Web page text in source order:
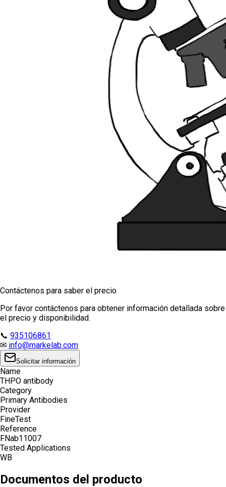
Contáctenos para saber el precio
Por favor contáctenos para obtener información detallada sobre
el precio y disponibilidad.
📞 935106861
✉ info@markelab.com
Solicitar información
Name
THPO antibody
Category
Primary Antibodies
Provider
FineTest
Reference
FNab11007
Tested Applications
WB
Documentos del producto